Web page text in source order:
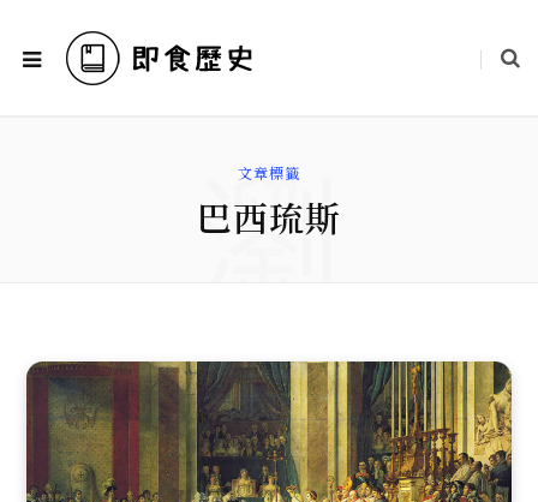
文章標籤
巴西琉斯
瀏
覽